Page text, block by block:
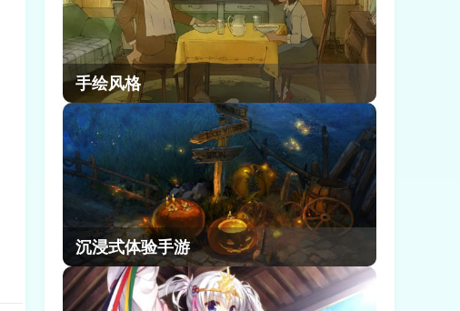
手绘风格
沉浸式体验手游